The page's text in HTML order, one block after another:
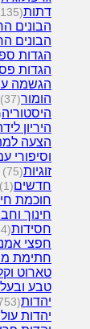
דתות(135)
הבונים
הבונים
הגדות
הגדות
הגשמה
הומור(37)
היסטוריה
היריון
הצעה
וסיפורי
זוגיות(75)
חדשים(1)
חוכמת
חינוך
חסידות(144)
חפצי
חתימת
טארוט
טבע
יהדות(2753)
יהדות